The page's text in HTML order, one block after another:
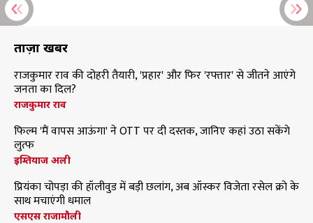
ताज़ा खबरें
राजकुमार राव की दोहरी तैयारी, 'प्रहार' और फिर 'रफ्तार' से जीतने आएंगे
जनता का दिल?
राजकुमार राव
फिल्म 'मैं वापस आऊंगा' ने OTT पर दी दस्तक, जानिए कहां उठा सकेंगे
लुत्फ
इम्तियाज अली
प्रियंका चोपड़ा की हॉलीवुड में बड़ी छलांग, अब ऑस्कर विजेता रसेल क्रो के
साथ मचाएंगी धमाल
एसएस राजामौली